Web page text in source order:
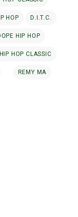
HOP D.I.T.C.
HIP HOP
HIP HOP CLASSIC
REMY MA